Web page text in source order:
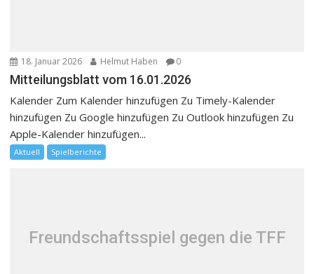
18. Januar 2026 Helmut Haben 0
Mitteilungsblatt vom 16.01.2026
Kalender Zum Kalender hinzufügen Zu Timely-Kalender
hinzufügen Zu Google hinzufügen Zu Outlook hinzufügen Zu
Apple-Kalender hinzufügen...
Aktuell Spielberichte
Freundschaftsspiel gegen die TFF